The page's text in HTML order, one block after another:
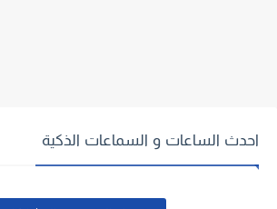
احدث الساعات و السماعات الذكية